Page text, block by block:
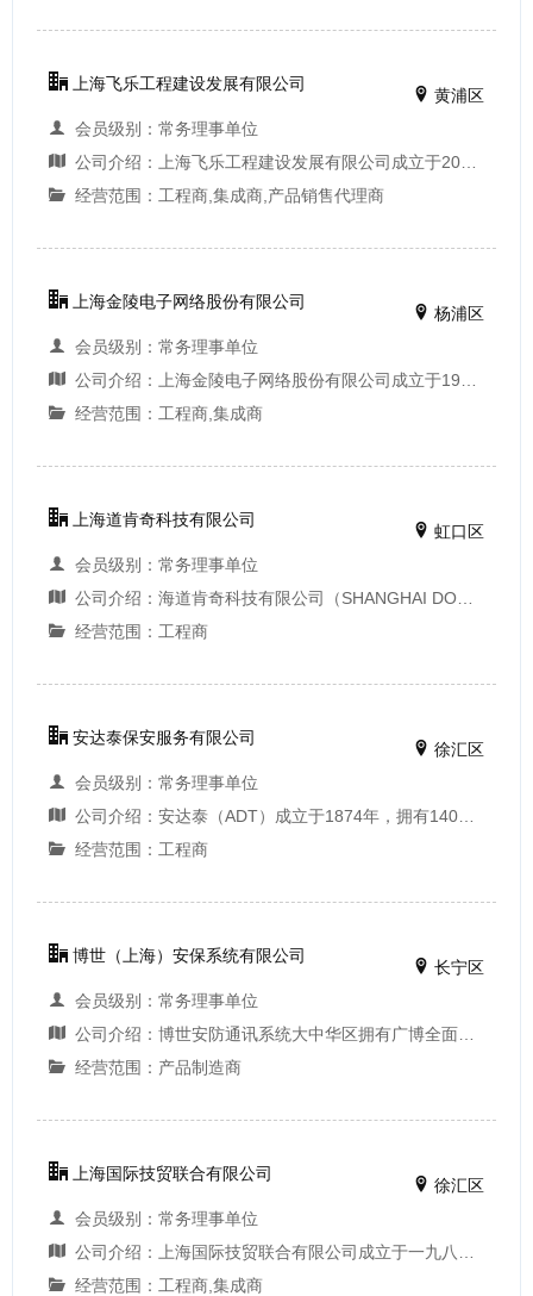
上海飞乐工程建设发展有限公司
黄浦区
会员级别：常务理事单位
公司介绍：上海飞乐工程建设发展有限公司成立于2011年，是隶属于上海飞乐音响股份有限公司（SH600651）的全资子公司，注册资金10000万元，是国家第三批备案节能服务公司、 “‘十二五’上海市合同能源管理服务品牌企业” 。 公司主要以绿色照明、智能照明为核心...
经营范围：工程商,集成商,产品销售代理商
上海金陵电子网络股份有限公司
杨浦区
会员级别：常务理事单位
公司介绍：上海金陵电子网络股份有限公司成立于1998年，主营业务为信息系统集成工程整体解决方案的设计、施工及运维服务，系统工程产品的开发与销售。 公司是行业内综合业务资质等级最高、种类最全的企业之一，拥有多项专利及软件著作权。经过十余年的高速...
经营范围：工程商,集成商
上海道肯奇科技有限公司
虹口区
会员级别：常务理事单位
公司介绍：海道肯奇科技有限公司（SHANGHAI DORCON TECHNOLOGY CO., LTD.）成立于2001年，拥有员工20余人，注册资本2000万元。是一家以安防监控系统工程为主导，多元化发展的企业。业务内容涉及公共安防防范工程项目的设计、施工、安装、调试、维护，相关电子智能产品及安...
经营范围：工程商
安达泰保安服务有限公司
徐汇区
会员级别：常务理事单位
公司介绍：安达泰（ADT）成立于1874年，拥有140多年历史的全球领先报警监控专家,是电子安防及报警监控服务领导者，为40多个国家和地区的人员与资产提供保护，服务全球超过890万商业企业、政府机构和家庭用户，包括90%的财富500强企业，每年响应多达4700万次的报警...
经营范围：工程商
博世（上海）安保系统有限公司
长宁区
会员级别：常务理事单位
公司介绍：博世安防通讯系统大中华区拥有广博全面的产品线，覆盖视频监控、会议系统、公共广播和语音疏散、防盗报警、火灾报警、智能家居、可视对讲、门禁系统、专业音响和重要通话系统，可为多种应用场合提供一流的安保通讯产品及系统，从而为客户带来无...
经营范围：产品制造商
上海国际技贸联合有限公司
徐汇区
会员级别：常务理事单位
公司介绍：上海国际技贸联合有限公司成立于一九八四年，是直属于公安部第三研究所的国有企业(安全防范技术部)，是国内最早从事安全防范系统及楼宇智能管理系统的产品销售、工程设计及安装的单位之一。自1995年至今，连续被上海市科委认定为“高新技术企业”...
经营范围：工程商,集成商